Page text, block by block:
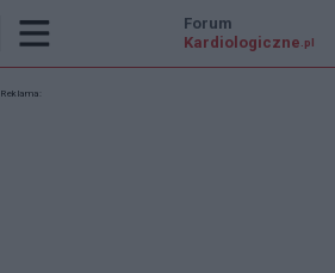
Forum
Kardiologiczne .pl
Reklama: